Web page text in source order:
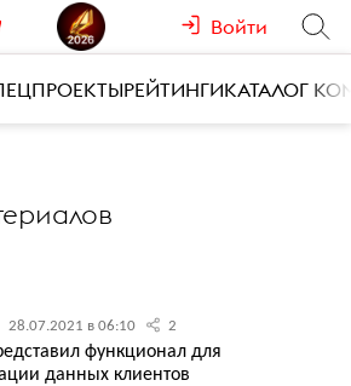
Войти
РЕЙТИНГИКАТАЛОГ
28.07.2021 в 06:10 2
функционал для
данных клиентов